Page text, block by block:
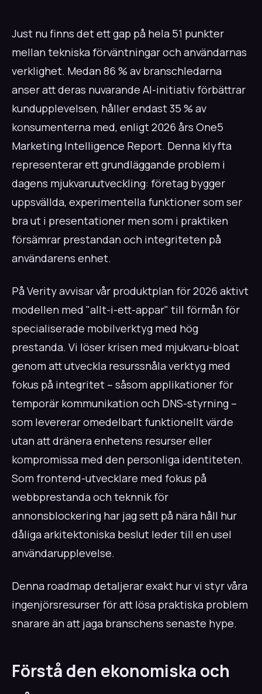
Just nu finns det ett gap på hela 51 punkter
mellan tekniska förväntningar och användarnas
verklighet. Medan 86 % av branschledarna
anser att deras nuvarande AI-initiativ förbättrar
kundupplevelsen, håller endast 35 % av
konsumenterna med, enligt 2026 års One5
Marketing Intelligence Report. Denna klyfta
representerar ett grundläggande problem i
dagens mjukvaruutveckling: företag bygger
uppsvällda, experimentella funktioner som ser
bra ut i presentationer men som i praktiken
försämrar prestandan och integriteten på
användarens enhet.
På Verity avvisar vår produktplan för 2026 aktivt
modellen med "allt-i-ett-appar" till förmån för
specialiserade mobilverktyg med hög
prestanda. Vi löser krisen med mjukvaru-bloat
genom att utveckla resurssnåla verktyg med
fokus på integritet – såsom applikationer för
temporär kommunikation och DNS-styrning –
som levererar omedelbart funktionellt värde
utan att dränera enhetens resurser eller
kompromissa med den personliga identiteten.
Som frontend-utvecklare med fokus på
webbprestanda och teknnik för
annonsblockering har jag sett på nära håll hur
dåliga arkitektoniska beslut leder till en usel
användarupplevelse.
Denna roadmap detaljerar exakt hur vi styr våra
ingenjörsresurser för att lösa praktiska problem
snarare än att jaga branschens senaste hype.
Förstå den ekonomiska och